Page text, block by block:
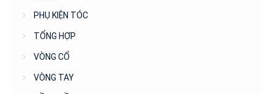
PHỤ KIỆN TÓC
TỔNG HỢP
VÒNG CỔ
VÒNG TAY